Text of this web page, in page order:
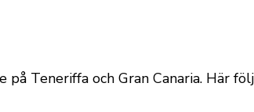
Teneriffa och Gran Canaria. Här